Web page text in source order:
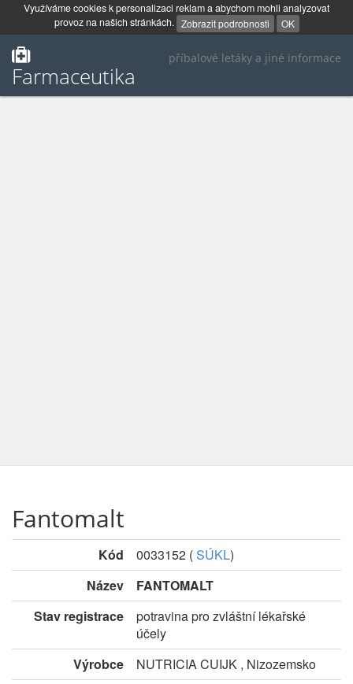
Využíváme cookies k personalizaci reklam a abychom mohli analyzovat
provoz na našich stránkách. Zobrazit podrobnosti OK
příbalové letáky a jiné informace
Farmaceutika
Fantomalt
Kód 0033152 (SÚKL)
Název
FANTOMALT
Stav registrace
potravina pro zvláštní lékařské
účely
Výrobce
NUTRICIA CUIJK , Nizozemsko